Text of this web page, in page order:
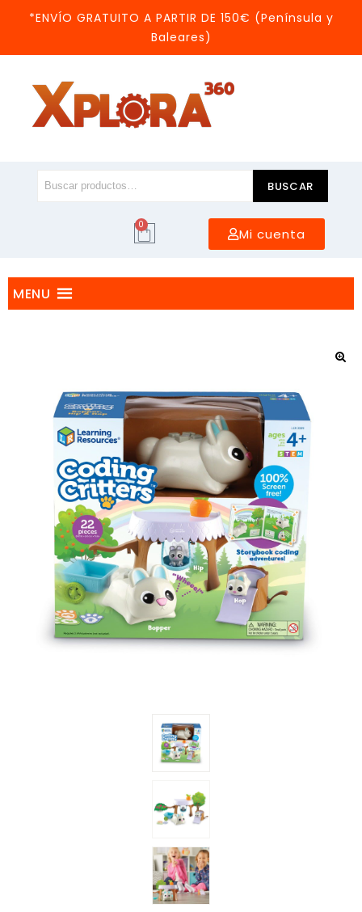
*ENVÍO GRATUITO A PARTIR DE 150€ (Península y
Baleares)
BUSCAR
0
Mi cuenta
MENU